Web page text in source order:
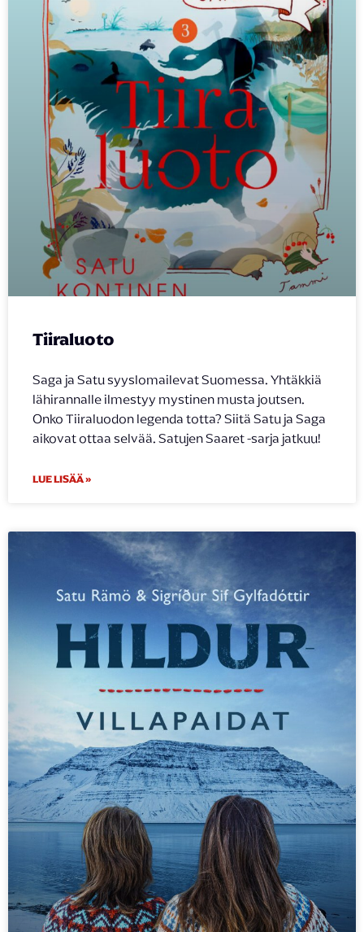
Tiiraluoto
Saga ja Satu syyslomailevat Suomessa. Yhtäkkiä
lähirannalle ilmestyy mystinen musta joutsen.
Onko Tiiraluodon legenda totta? Siitä Satu ja Saga
aikovat ottaa selvää. Satujen Saaret -sarja jatkuu!
LUE LISÄÄ »